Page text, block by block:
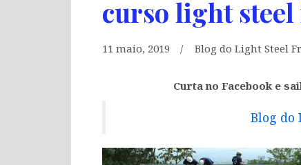
curso light
11 maio, 2019 Blog do Light Steel
Curta no Facebook e
Blog do